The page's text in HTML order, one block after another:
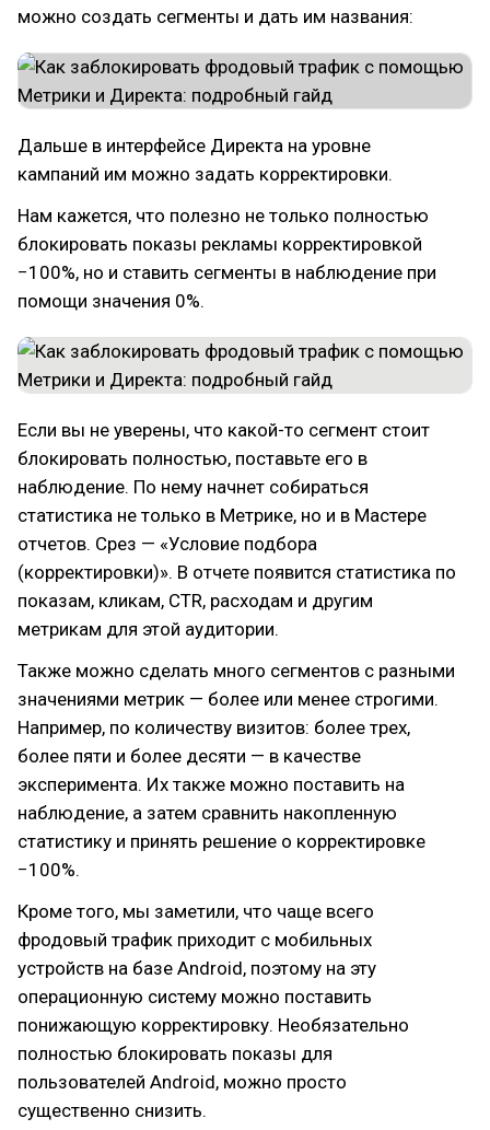
можно создать сегменты и дать им названия:
Дальше в интерфейсе Директа на уровне
кампаний им можно задать корректировки.
Нам кажется, что полезно не только полностью
блокировать показы рекламы корректировкой
−100%, но и ставить сегменты в наблюдение при
помощи значения 0%.
Если вы не уверены, что какой-то сегмент стоит
блокировать полностью, поставьте его в
наблюдение. По нему начнет собираться
статистика не только в Метрике, но и в Мастере
отчетов. Срез — «Условие подбора
(корректировки)». В отчете появится статистика по
показам, кликам, CTR, расходам и другим
метрикам для этой аудитории.
Также можно сделать много сегментов с разными
значениями метрик — более или менее строгими.
Например, по количеству визитов: более трех,
более пяти и более десяти — в качестве
эксперимента. Их также можно поставить на
наблюдение, а затем сравнить накопленную
статистику и принять решение о корректировке
−100%.
Кроме того, мы заметили, что чаще всего
фродовый трафик приходит с мобильных
устройств на базе Android, поэтому на эту
операционную систему можно поставить
понижающую корректировку. Необязательно
полностью блокировать показы для
пользователей Android, можно просто
существенно снизить.